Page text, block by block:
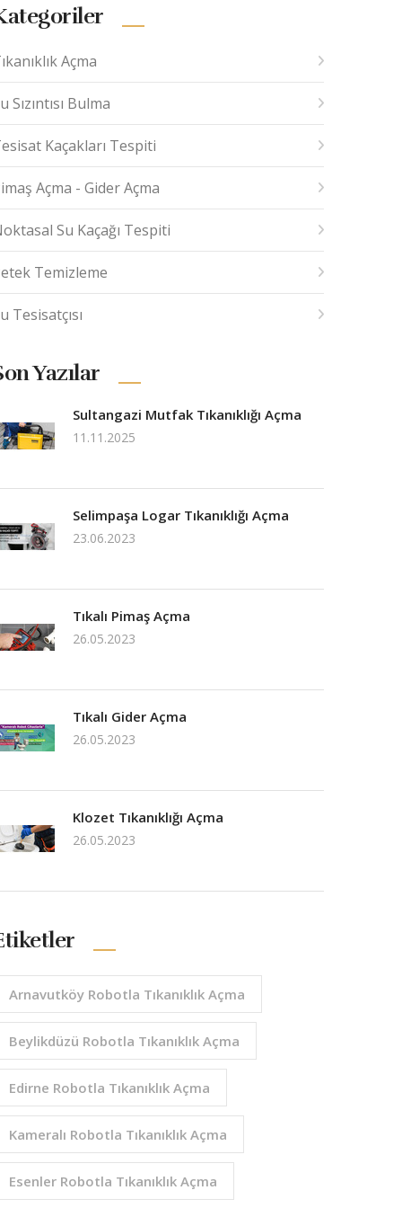
Açma
Sızıntısı Bulma
Kaçakları Tespiti
Açma - Gider Açma
Su Kaçağı Tespiti
Temizleme
Tesisatçısı
Yazılar
Sultangazi Mutfak Tıkanıklığı Açma
11.11.2025
Selimpaşa Logar Tıkanıklığı Açma
23.06.2023
Tıkalı Pimaş Açma
26.05.2023
Tıkalı Gider Açma
26.05.2023
Klozet Tıkanıklığı Açma
26.05.2023
Arnavutköy Robotla Tıkanıklık Açma
Beylikdüzü Robotla Tıkanıklık Açma
Edirne Robotla Tıkanıklık Açma
Kameralı Robotla Tıkanıklık Açma
Esenler Robotla Tıkanıklık Açma